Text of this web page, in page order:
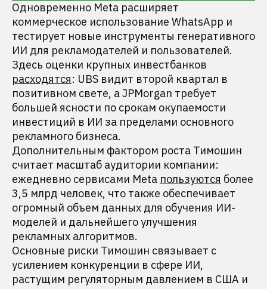
Одновременно Meta расширяет
коммерческое использование WhatsApp и
тестирует новые инструменты генеративного
ИИ для рекламодателей и пользователей.
Здесь оценки крупных инвестбанков
расходятся: UBS видит второй квартал в
позитивном свете, а JPMorgan требует
большей ясности по срокам окупаемости
инвестиций в ИИ за пределами основного
рекламного бизнеса.
Дополнительным фактором роста Тимошин
считает масштаб аудитории компании:
ежедневно сервисами Meta пользуются более
3,5 млрд человек, что также обеспечивает
огромный объем данных для обучения ИИ-
моделей и дальнейшего улучшения
рекламных алгоритмов.
Основные риски Тимошин связывает с
усилением конкуренции в сфере ИИ,
растущим регуляторным давлением в США и